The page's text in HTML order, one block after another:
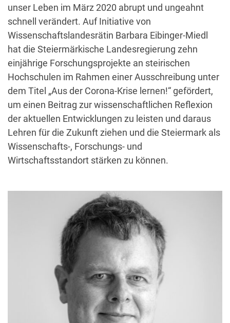
unser Leben im März 2020 abrupt und ungeahnt
schnell verändert. Auf Initiative von
Wissenschaftslandesrätin Barbara Eibinger-Miedl
hat die Steiermärkische Landesregierung zehn
einjährige Forschungsprojekte an steirischen
Hochschulen im Rahmen einer Ausschreibung unter
dem Titel „Aus der Corona-Krise lernen!“ gefördert,
um einen Beitrag zur wissenschaftlichen Reflexion
der aktuellen Entwicklungen zu leisten und daraus
Lehren für die Zukunft ziehen und die Steiermark als
Wissenschafts-, Forschungs- und
Wirtschaftsstandort stärken zu können.